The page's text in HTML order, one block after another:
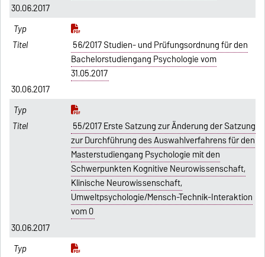
30.06.2017
56/2017 Studien- und Prüfungsordnung für den
Bachelorstudiengang Psychologie vom
31.05.2017
30.06.2017
55/2017 Erste Satzung zur Änderung der Satzung
zur Durchführung des Auswahlverfahrens für den
Masterstudiengang Psychologie mit den
Schwerpunkten Kognitive Neurowissenschaft,
Klinische Neurowissenschaft,
Umweltpsychologie/Mensch-Technik-Interaktion
vom 0
30.06.2017